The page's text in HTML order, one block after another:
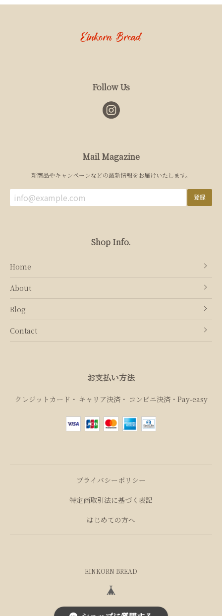
Follow Us
Mail Magazine
新商品やキャンペーンなどの最新情報をお届けいたします。
登録
Shop Info.
Home
About
Blog
Contact
お支払い方法
クレジットカード キャリア決済 コンビニ決済・Pay‑easy
プライバシーポリシー
特定商取引法に基づく表記
はじめての方へ
EINKORN BREAD